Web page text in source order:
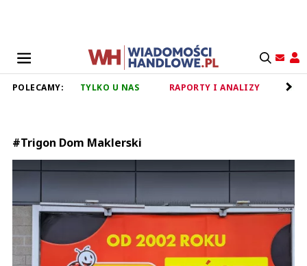
POLECAMY: TYLKO U NAS RAPORTY I ANALIZY
#Trigon Dom Maklerski